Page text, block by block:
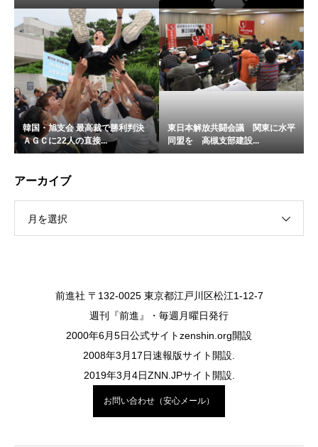
韓国・旭支会 最高裁で勝利判決
ＡＧＣに22人の直接...
東日本解放共闘会議 関東に水平
同盟を 高槻支部建設...
アーカイブ
月を選択
前進社 〒132-0025 東京都江戸川区松江1-12-7
週刊『前進』・毎週月曜日発行
2000年6月5日公式サイトzenshin.org開設
2008年3月17日速報版サイト開設.
2019年3月4日ZNN.JPサイト開設.
お問い合わせ（安心メール）